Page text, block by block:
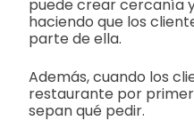
puede crear cercanía
haciendo que los
parte de ella.
Además, cuando los
restaurante por
sepan qué pedir.